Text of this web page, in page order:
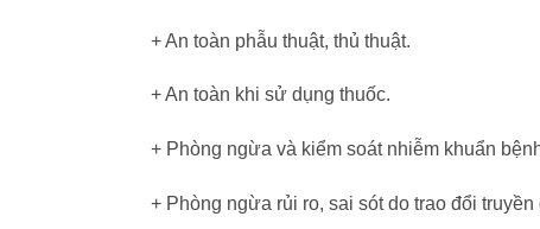
+ An toàn phẫu thuật, thủ thuật.
+ An toàn khi sử dụng thuốc.
+ Phòng ngừa và kiểm soát nhiễm khuẩn
+ Phòng ngừa rủi ro, sai sót do trao đổi